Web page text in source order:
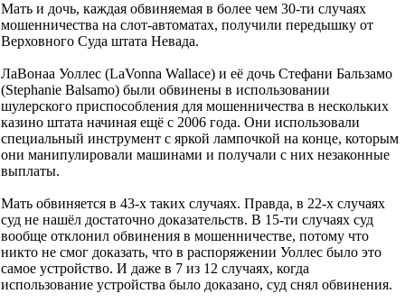
Мать и дочь, каждая обвиняемая в более чем 30-ти случаях
мошенничества на слот-автоматах, получили передышку от
Верховного Суда штата Невада.
ЛаВонаа Уоллес (LaVonna Wallace) и её дочь Стефани Бальзамо
(Stephanie Balsamo) были обвинены в использовании
шулерского приспособления для мошенничества в нескольких
казино штата начиная ещё с 2006 года. Они использовали
специальный инструмент с яркой лампочкой на конце, которым
они манипулировали машинами и получали с них незаконные
выплаты.
Мать обвиняется в 43-х таких случаях. Правда, в 22-х случаях
суд не нашёл достаточно доказательств. В 15-ти случаях суд
вообще отклонил обвинения в мошенничестве, потому что
никто не смог доказать, что в распоряжении Уоллес было это
самое устройство. И даже в 7 из 12 случаях, когда
использование устройства было доказано, суд снял обвинения.